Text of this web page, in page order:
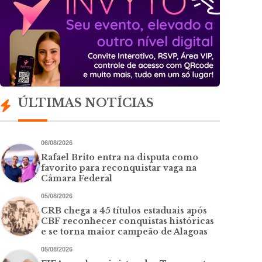
ÚLTIMAS NOTÍCIAS
06/08/2026
Rafael Brito entra na disputa como
favorito para reconquistar vaga na
Câmara Federal
05/08/2026
CRB chega a 45 títulos estaduais após
CBF reconhecer conquistas históricas
e se torna maior campeão de Alagoas
05/08/2026